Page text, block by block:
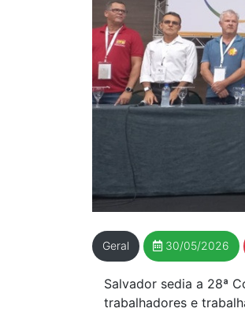
Geral 30/05/2026
Salvador sedia a 28ª
trabalhadores e